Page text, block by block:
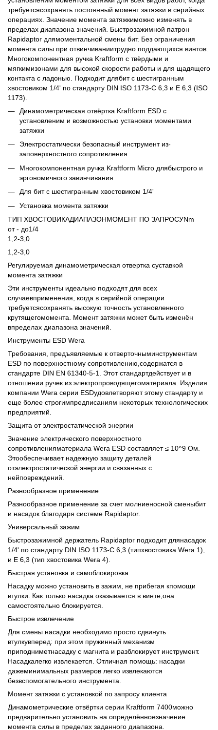
требуетсясохранять постоянный момент затяжки в серийных
операциях. Значение момента затяжкиможно изменять в
пределах диапазона значений. Быстрозажимной патрон
Rapidaptor длямоментальной смены бит. Без ограничения
момента силы при отвинчиваниитрудно поддающихся винтов.
Многокомпонентная ручка Kraftform с твёрдыми и
мягкимизонами для высокой скорости работы и для щадящего
контакта с ладонью. Подходит длябит с шестигранным
хвостовиком 1/4' по стандарту DIN ISO 1173-C 6,3 и E 6,3 (ISO
1173).
Динамометрическая отвёртка Kraftform ESD с
установленим и возможностью установки моментами
затяжки
Электростатически безопасный инструмент из-
заповерхностного сопротивления
Многокомпонентная ручка Kraftform Micro длябыстрого и
эргономичного завинчивания
Для бит с шестигранным хвостовиком 1/4'
Установка момента затяжки
ТИП ХВОСТОВИКАДИАПАЗОНМОМЕНТ ПО ЗАПРОСУNm
от - до1/4
1,2-3,0
1,2-3,0
Регулируемая динамометрическая отвертка суставкой
момента затяжки
Эти инструменты идеально подходят для всех
случаевприменения, когда в серийной операции
требуетсясохранять высокую точность установленного
крутящегомомента. Момент затяжки может быть изменён
впределах диапазона значений.
Инструменты ESD Wera
Требования, предъявляемые к отверточныминструментам
ESD по поверхностному сопротивлению,содержатся в
стандарте DIN EN 61340-5-1. Этот стандартдействует и в
отношении ручек из электропроводящегоматериала. Изделия
компании Wera серии ESDудовлетворяют этому стандарту и
еще более строгимпредписаниям некоторых технологических
предприятий.
Защита от электростатической энергии
Значение электрического поверхностного
сопротивленияматериала Wera ESD составляет ≤ 10^9 Ом.
Этообеспечивает надежную защиту деталей
отэлектростатической энергии и связанных с
нейповреждений.
Разнообразное применение
Разнообразное применение за счет молниеносной сменыбит
и насадок благодаря системе Rapidaptor.
Универсальный зажим
Быстрозажимной держатель Rapidaptor подходит длянасадок
1/4' по стандарту DIN ISO 1173-C 6,3 (типхвостовика Wera 1),
и E 6,3 (тип хвостовика Wera 4).
Быстрая установка и самоблокировка
Насадку можно установить в зажим, не прибегая кпомощи
втулки. Как только насадка оказывается в винте,она
самостоятельно блокируется.
Быстрое извлечение
Для смены насадки необходимо просто сдвинуть
втулкувперед: при этом пружинный механизм
приподниметнасадку с магнита и разблокирует инструмент.
Насадкалегко извлекается. Отличная помощь: насадки
дажеминимальных размеров легко извлекаются
безвспомогательного инструмента.
Момент затяжки с установкой по запросу клиента
Динамометрические отвёртки серии Kraftform 7400можно
предварительно установить на определённоезначение
момента силы в пределах заданного диапазона.